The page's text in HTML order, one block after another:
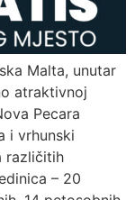
Malta, unutar
atraktivnoj
Pecara
i vrhunski
različitih
– 20